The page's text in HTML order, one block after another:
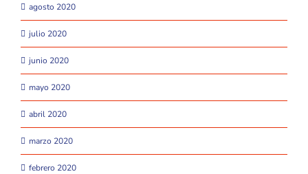
agosto 2020
julio 2020
junio 2020
mayo 2020
abril 2020
marzo 2020
febrero 2020